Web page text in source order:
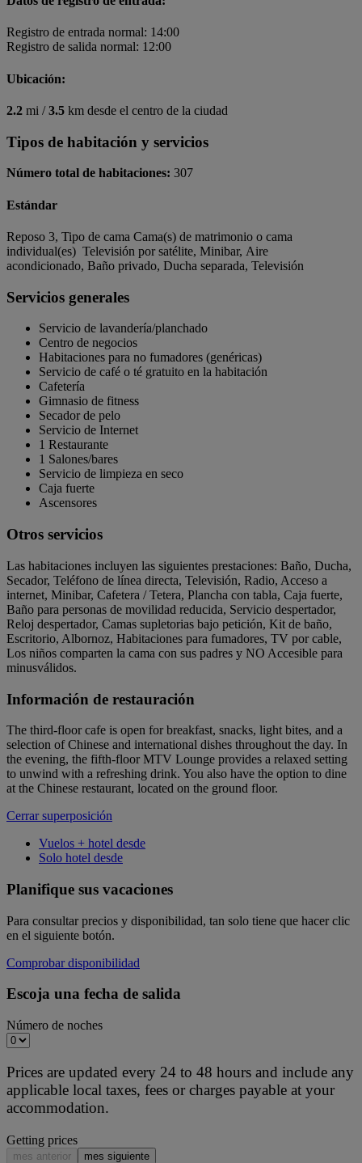
Registro de entrada normal: 14:00
Registro de salida normal: 12:00
Ubicación:
2.2 mi /3.5 km desde el centro de la ciudad
Tipos de habitación y servicios
Número total de habitaciones: 307
Estándar
Reposo 3, Tipo de cama Cama(s) de matrimonio o cama
individual(es) Televisión por satélite, Minibar, Aire
acondicionado, Baño privado, Ducha separada, Televisión
Servicios generales
Servicio de lavandería/planchado
Centro de negocios
Habitaciones para no fumadores (genéricas)
Servicio de café o té gratuito en la habitación
Cafetería
Gimnasio de fitness
Secador de pelo
Servicio de Internet
1 Restaurante
1 Salones/bares
Servicio de limpieza en seco
Caja fuerte
Ascensores
Otros servicios
Las habitaciones incluyen las siguientes prestaciones: Baño, Ducha,
Secador, Teléfono de línea directa, Televisión, Radio, Acceso a
internet, Minibar, Cafetera / Tetera, Plancha con tabla, Caja fuerte,
Baño para personas de movilidad reducida, Servicio despertador,
Reloj despertador, Camas supletorias bajo petición, Kit de baño,
Escritorio, Albornoz, Habitaciones para fumadores, TV por cable,
Los niños comparten la cama con sus padres y NO Accesible para
minusválidos.
Información de restauración
The third-floor cafe is open for breakfast, snacks, light bites, and a
selection of Chinese and international dishes throughout the day. In
the evening, the fifth-floor MTV Lounge provides a relaxed setting
to unwind with a refreshing drink. You also have the option to dine
at the Chinese restaurant, located on the ground floor.
Cerrar superposición
Vuelos + hotel desde
Solo hotel desde
Planifique sus vacaciones
Para consultar precios y disponibilidad, tan solo tiene que hacer clic
en el siguiente botón.
Comprobar disponibilidad
Escoja una fecha de salida
Número de noches
Prices are updated every 24 to 48 hours and include any
applicable local taxes, fees or charges payable at your
accommodation.
Getting prices
mes anterior mes siguiente